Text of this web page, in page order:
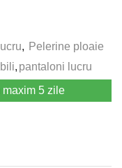
, Pelerine ploaie
, pantaloni lucru
maxim 5 zile